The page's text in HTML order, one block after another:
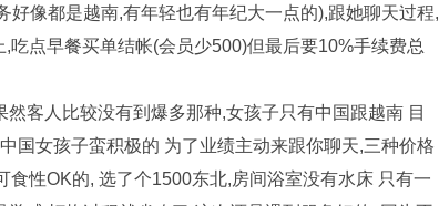
像都是越南,有年轻也有年纪大一点的),跟她聊天过程,
点早餐买单结帐(会员少500)但最后要10%手续费总
客人比较没有到爆多那种,女孩子只有中国跟越南 目
国女孩子蛮积极的 为了业绩主动来跟你聊天,三种价格
性OK的, 选了个1500东北,房间浴室没有水床 只有一